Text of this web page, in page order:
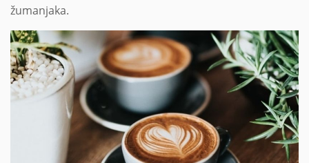
žumanjaka.